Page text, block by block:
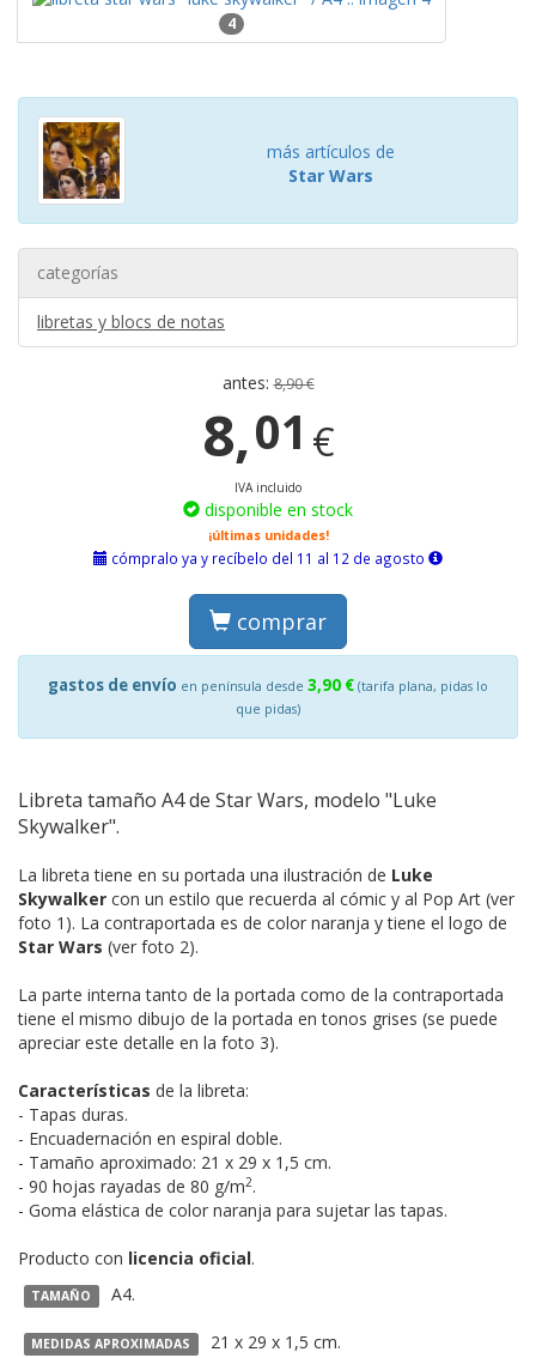
4
más artículos de
Star Wars
categorías
libretas y blocs de notas
antes:8,90 €
8,01 €
IVA incluido
disponible en stock
¡últimas unidades!
cómpralo ya y recíbelo del 11 al 12 de agosto
comprar
gastos de envío en península desde 3,90 € (tarifa plana, pidas lo
que pidas)
Libreta tamaño A4 de Star Wars, modelo "Luke
Skywalker".
La libreta tiene en su portada una ilustración de Luke
Skywalker con un estilo que recuerda al cómic y al Pop Art (ver
foto 1). La contraportada es de color naranja y tiene el logo de
Star Wars (ver foto 2).
La parte interna tanto de la portada como de la contraportada
tiene el mismo dibujo de la portada en tonos grises (se puede
apreciar este detalle en la foto 3).
Características de la libreta:
- Tapas duras.
- Encuadernación en espiral doble.
- Tamaño aproximado: 21 x 29 x 1,5 cm.
- 90 hojas rayadas de 80 g/m2.
- Goma elástica de color naranja para sujetar las tapas.
Producto con licencia oficial.
TAMAÑO A4.
MEDIDAS APROXIMADAS 21 x 29 x 1,5 cm.